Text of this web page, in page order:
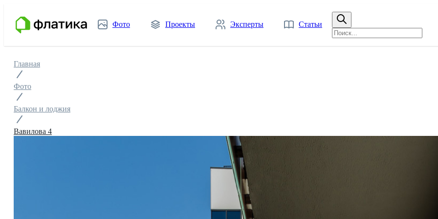
Фото Проекты Эксперты Статьи
Главная
Фото
Балкон и лоджия
Вавилова 4